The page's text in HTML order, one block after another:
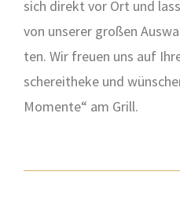
sich direkt vor Ort und
von unse­rer gro­ßen
ten. Wir freu­en uns auf
sche­rei­t­he­ke und
Momen­te“ am Grill.